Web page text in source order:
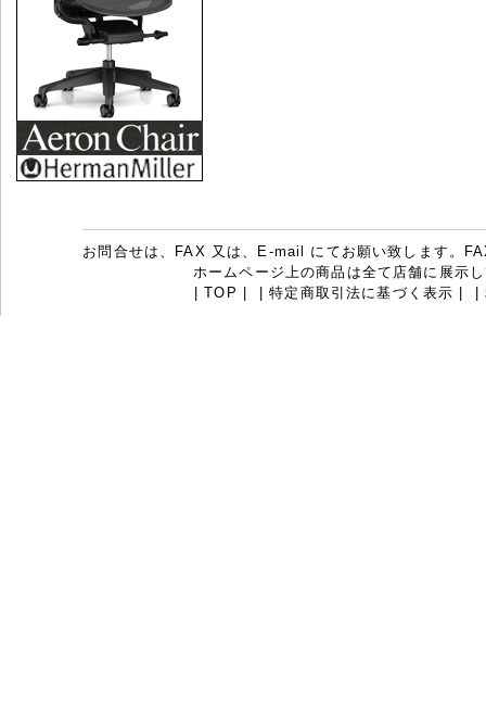
お問合せは、FAX 又は、E-mail にてお願い致します。
ホームページ上の商品は全て店舗に展示
|TOP |特定商取引法に基づく表示 |